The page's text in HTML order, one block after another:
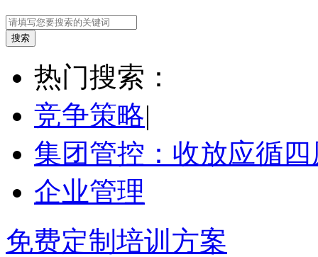
热门搜索：
竞争策略|
集团管控：收放应循四
企业管理
免费定制培训方案